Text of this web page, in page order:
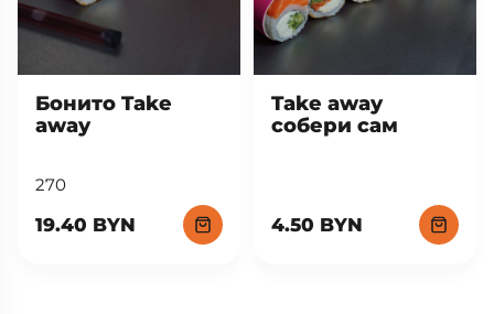
Бонито Take
away
270
19.40 BYN
Take away
собери сам
4.50 BYN